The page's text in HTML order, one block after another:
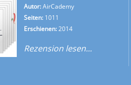
Autor:AirCademy
Seiten: 1011
Erschienen:2014
Rezension lesen...